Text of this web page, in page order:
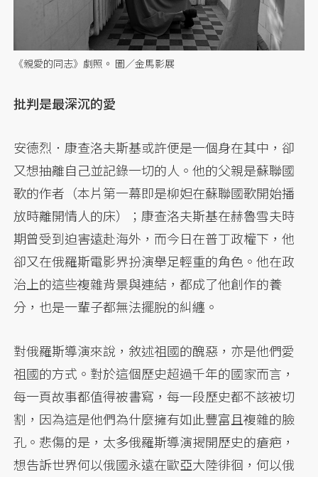
《親愛的同志》劇照。 圖／金馬影展
批判是最深沉的愛
安德烈．康查洛夫斯基或許便是一個身在其中，卻
又想抽離自己並記錄一切的人。他的父親是蘇聯國
歌的作者（本片第一幕即是柳妲在蘇聯國歌開始播
放時離開情人的床）；康查洛夫斯基在赫魯雪夫時
期曾受到迫害遠赴海外，而今日在普丁政權下，他
卻又在俄羅斯電影界扮演舉足輕重的角色。他在政
治上的這些複雜背景與連結，都成了他創作的養
分，也是一輩子都無法擺脫的糾纏。
對俄羅斯導演來說，敘述祖國的醜惡，亦是他們愛
祖國的方式。對於這個歷史超過千年的國家而言，
每一頁故事都值得被書寫，每一段歷史都不該被切
割，因為這是他們為什麼擁有如此豐富且複雜的臉
孔。悲傷的是，太多俄羅斯導演揭開歷史的瘡疤，
想告訴世界何以俄國永遠在歐亞大陸徘徊，何以俄